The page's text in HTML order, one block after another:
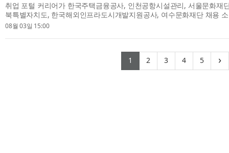
취업 포털 커리어가 한국주택금융공사, 인천공항시설관리, 서울문화재
북특별자치도, 한국해외인프라도시개발지원공사, 여수문화재단 채용
한국주택금융공사에서 2026년도 신입직...
08월 03일 15:00
1 (current)
2(current)
3(current)
4(current)
5 ›